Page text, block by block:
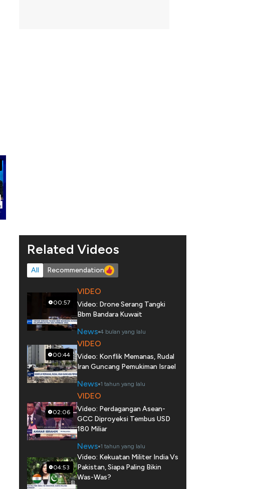
Related Videos
All Recommendation
00:57
VIDEO
Video: Drone Serang Tangki
Bbm Bandara Kuwait
News 4 bulan yang lalu
00:44
VIDEO
Video: Konflik Memanas, Rudal
Iran Guncang Pemukiman Israel
News 1 tahun yang lalu
02:06
VIDEO
Video: Perdagangan Asean-
GCC Diproyeksi Tembus USD
180 Miliar
News 1 tahun yang lalu
04:53
Video: Kekuatan Militer India Vs
Pakistan, Siapa Paling Bikin
Was-Was?